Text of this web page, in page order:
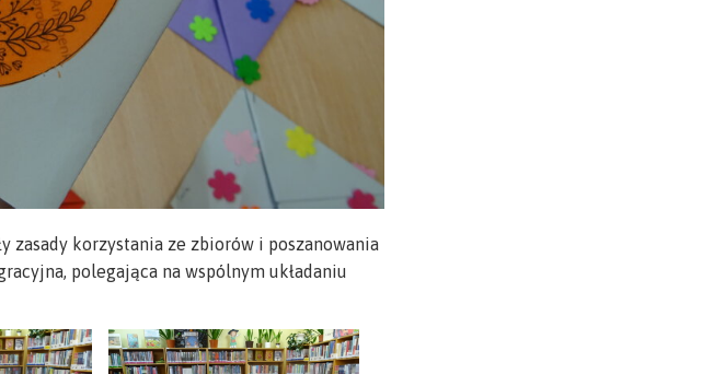
zasady korzystania ze zbiorów i poszanowania
polegająca na wspólnym układaniu